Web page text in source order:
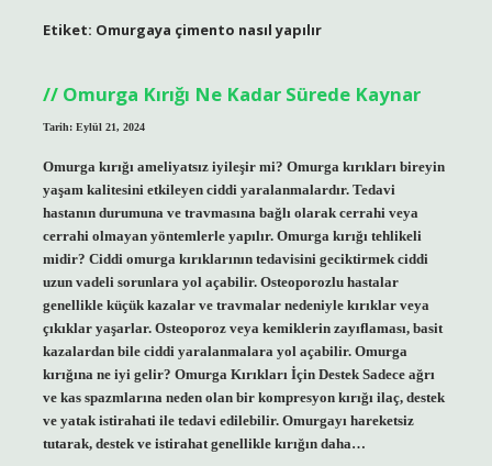
Etiket: Omurgaya çimento nasıl yapılır
Omurga Kırığı Ne Kadar Sürede Kaynar
Tarih: Eylül 21, 2024
Omurga kırığı ameliyatsız iyileşir mi? Omurga kırıkları bireyin
yaşam kalitesini etkileyen ciddi yaralanmalardır. Tedavi
hastanın durumuna ve travmasına bağlı olarak cerrahi veya
cerrahi olmayan yöntemlerle yapılır. Omurga kırığı tehlikeli
midir? Ciddi omurga kırıklarının tedavisini geciktirmek ciddi
uzun vadeli sorunlara yol açabilir. Osteoporozlu hastalar
genellikle küçük kazalar ve travmalar nedeniyle kırıklar veya
çıkıklar yaşarlar. Osteoporoz veya kemiklerin zayıflaması, basit
kazalardan bile ciddi yaralanmalara yol açabilir. Omurga
kırığına ne iyi gelir? Omurga Kırıkları İçin Destek Sadece ağrı
ve kas spazmlarına neden olan bir kompresyon kırığı ilaç, destek
ve yatak istirahati ile tedavi edilebilir. Omurgayı hareketsiz
tutarak, destek ve istirahat genellikle kırığın daha…